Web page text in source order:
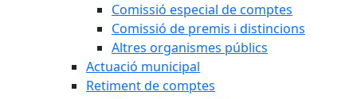
Comissió especial de comptes
Comissió de premis i distincions
Altres organismes públics
Actuació municipal
Retiment de comptes